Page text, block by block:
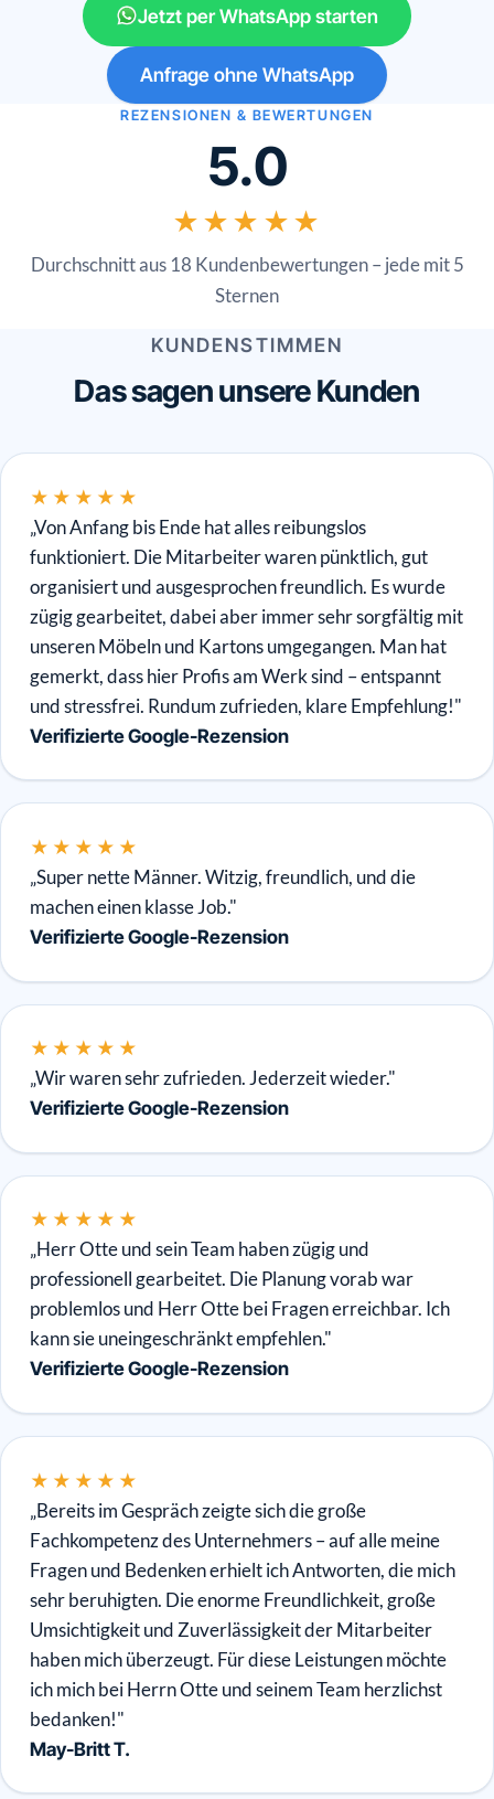
Jetzt per WhatsApp starten
Anfrage ohne WhatsApp
REZENSIONEN & BEWERTUNGEN
5.0
★★★★★
Durchschnitt aus 18 Kundenbewertungen – jede mit 5
Sternen
KUNDENSTIMMEN
Das sagen unsere Kunden
★★★★★
„Von Anfang bis Ende hat alles reibungslos
funktioniert. Die Mitarbeiter waren pünktlich, gut
organisiert und ausgesprochen freundlich. Es wurde
zügig gearbeitet, dabei aber immer sehr sorgfältig mit
unseren Möbeln und Kartons umgegangen. Man hat
gemerkt, dass hier Profis am Werk sind – entspannt
und stressfrei. Rundum zufrieden, klare Empfehlung!"
Verifizierte Google-Rezension
★★★★★
„Super nette Männer. Witzig, freundlich, und die
machen einen klasse Job."
Verifizierte Google-Rezension
★★★★★
„Wir waren sehr zufrieden. Jederzeit wieder."
Verifizierte Google-Rezension
★★★★★
„Herr Otte und sein Team haben zügig und
professionell gearbeitet. Die Planung vorab war
problemlos und Herr Otte bei Fragen erreichbar. Ich
kann sie uneingeschränkt empfehlen."
Verifizierte Google-Rezension
★★★★★
„Bereits im Gespräch zeigte sich die große
Fachkompetenz des Unternehmers – auf alle meine
Fragen und Bedenken erhielt ich Antworten, die mich
sehr beruhigten. Die enorme Freundlichkeit, große
Umsichtigkeit und Zuverlässigkeit der Mitarbeiter
haben mich überzeugt. Für diese Leistungen möchte
ich mich bei Herrn Otte und seinem Team herzlichst
bedanken!"
May-Britt T.